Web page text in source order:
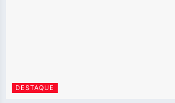
DESTAQUE